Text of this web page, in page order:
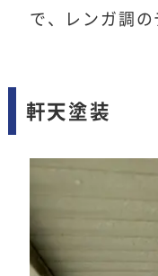
で、レンガ調の
軒天塗装